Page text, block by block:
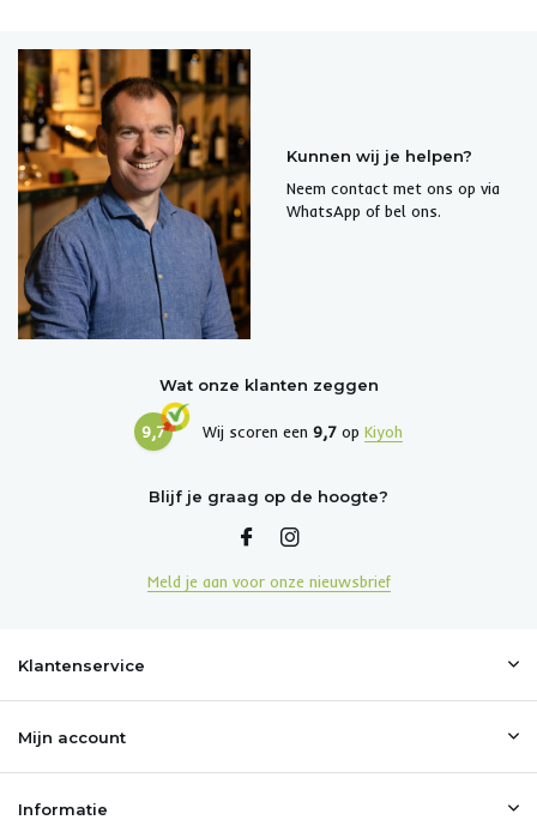
Kunnen wij je helpen?
Neem contact met ons op via
WhatsApp of bel ons.
Wat onze klanten zeggen
9,7 Wij scoren een 9,7 op Kiyoh
Blijf je graag op de hoogte?
Meld je aan voor onze nieuwsbrief
Klantenservice
Mijn account
Informatie